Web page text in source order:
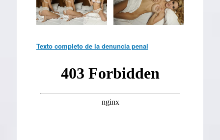
Texto completo de la denuncia penal